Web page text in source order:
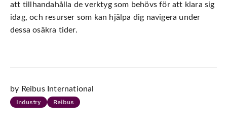
att tillhandahålla de verktyg som behövs för att klara sig
idag, och resurser som kan hjälpa dig navigera under
dessa osäkra tider.
by Reibus International
Industry Reibus